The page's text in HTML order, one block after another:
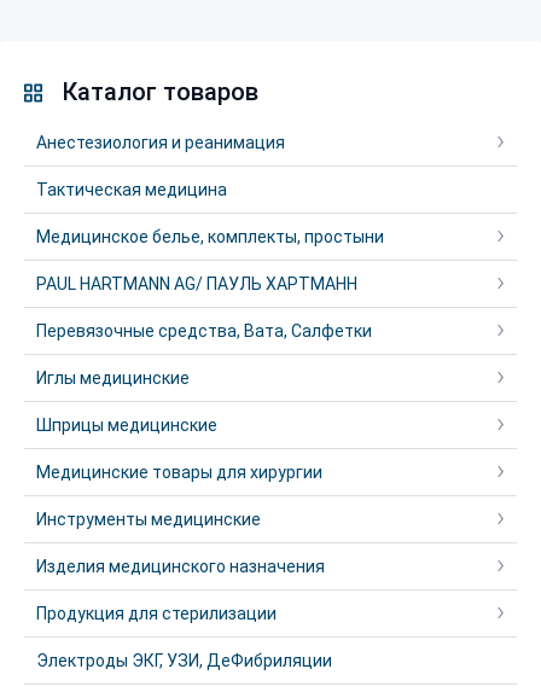
Каталог товаров
Анестезиология и реанимация
Тактическая медицина
Медицинское белье, комплекты, простыни
PAUL HARTMANN AG/ ПАУЛЬ ХАРТМАНН
Перевязочные средства, Вата, Салфетки
Иглы медицинские
Шприцы медицинские
Медицинские товары для хирургии
Инструменты медицинские
Изделия медицинского назначения
Продукция для стерилизации
Электроды ЭКГ, УЗИ, ДеФибриляции